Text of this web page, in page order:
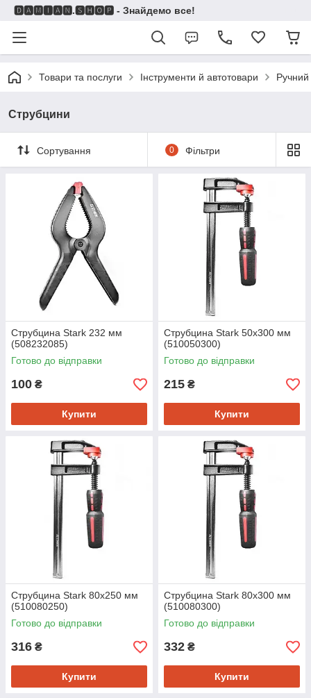
🅳🅰🅼🅸🅰🅽.🆂🅷🅾🅿 - Знайдемо все!
Товари та послуги Інструменти й автотовари Ручний
Струбцини
Сортування 0 Фільтри
Струбцина Stark 232 мм
(508232085)
Готово до відправки
100 ₴
Купити
Струбцина Stark 50x300 мм
(510050300)
Готово до відправки
215 ₴
Купити
Струбцина Stark 80x250 мм
(510080250)
Готово до відправки
316 ₴
Купити
Струбцина Stark 80x300 мм
(510080300)
Готово до відправки
332 ₴
Купити